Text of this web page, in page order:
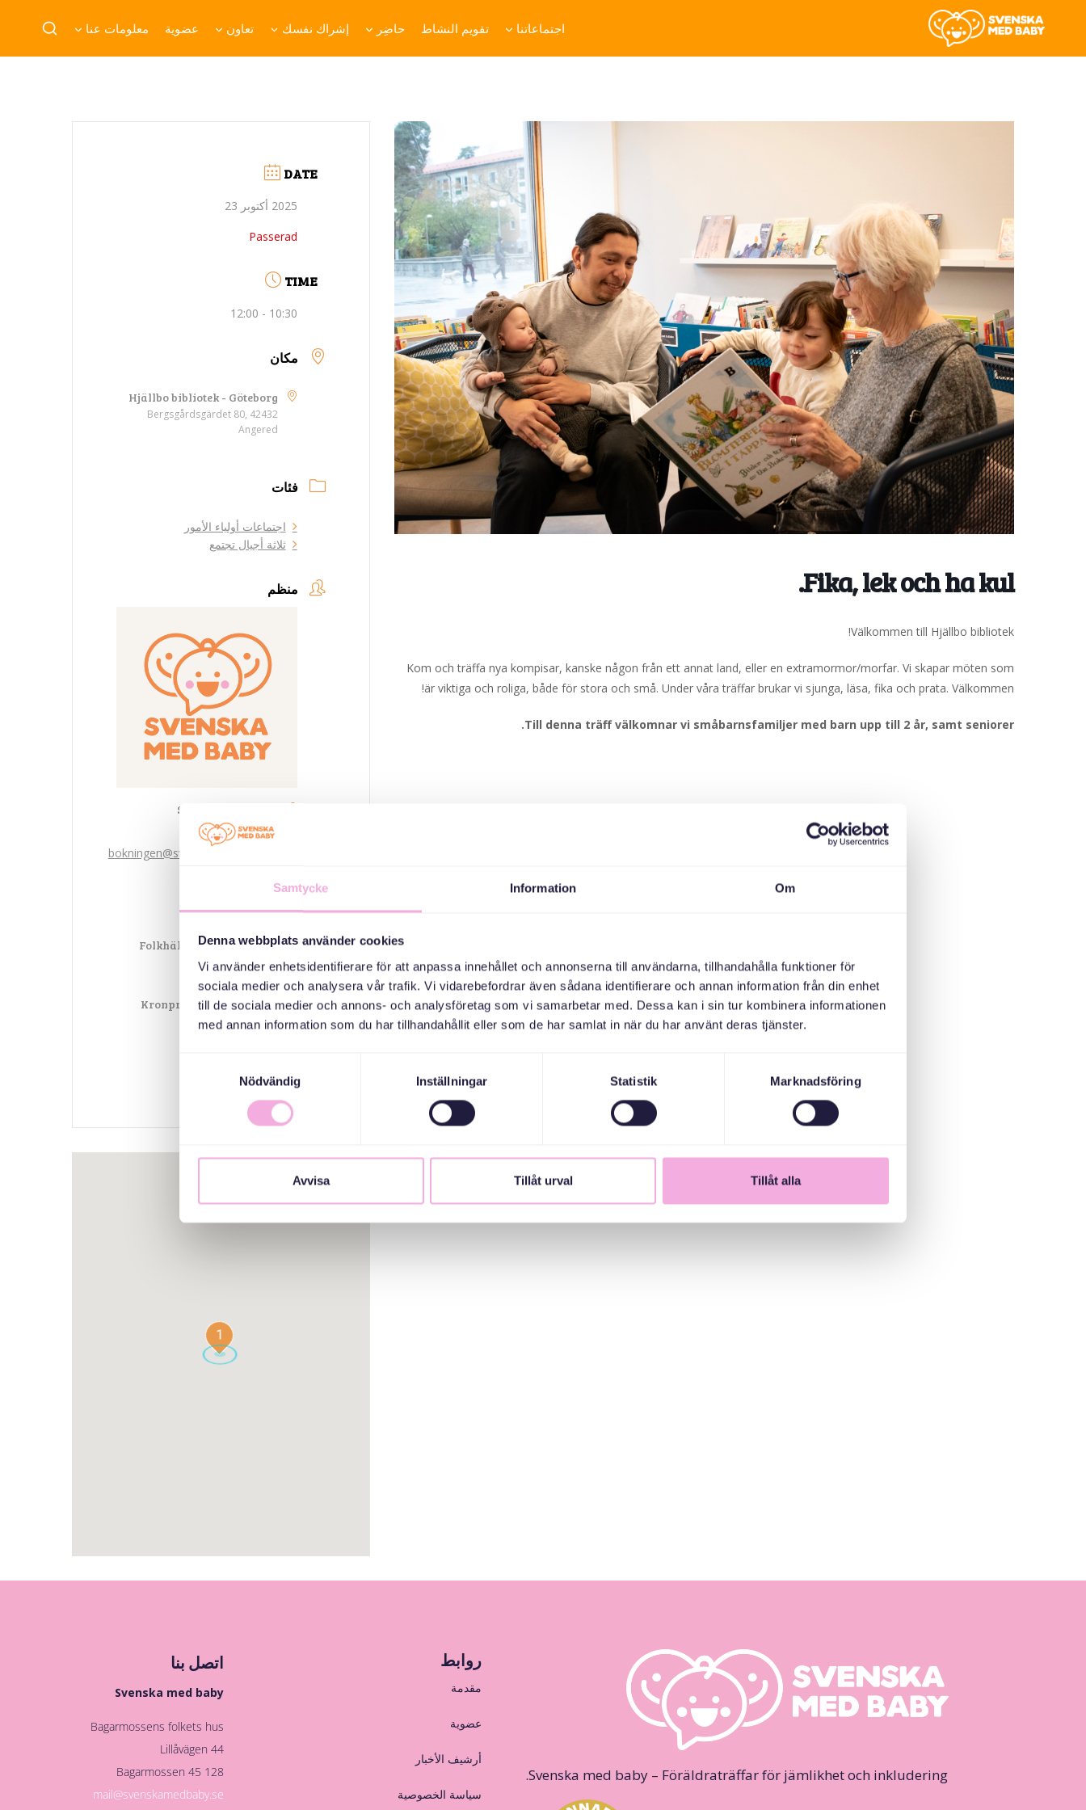
Samtycke Information Om
Denna webbplats använder cookies
Vi använder enhetsidentifierare för att anpassa innehållet och annonserna till användarna, tillhandahålla funktioner för
sociala medier och analysera vår trafik. Vi vidarebefordrar även sådana identifierare och annan information från din enhet
till de sociala medier och annons- och analysföretag som vi samarbetar med. Dessa kan i sin tur kombinera informationen
med annan information som du har tillhandahållit eller som de har samlat in när du har använt deras tjänster.
Nödvändig
Inställningar Statistik Marknadsföring
Avvisa Tillåt urval Tillåt alla
اجتماعاتنا تقويم النشاط حاضِر إشراك نفسك تعاون عضوية معلومات عنا
Fika, lek och ha kul.
Välkommen till Hjällbo bibliotek!
Kom och träffa nya kompisar, kanske någon från ett annat land, eller en extramormor/morfar. Vi skapar möten som
är viktiga och roliga, både för stora och små. Under våra träffar brukar vi sjunga, läsa, fika och prata. Välkommen!
Till denna träff välkomnar vi småbarnsfamiljer med barn upp till 2 år, samt seniorer.
DATE
2025 أكتوبر 23
Passerad
TIME
10:30 - 12:00
مكان
Hjällbo bibliotek - Göteborg
Bergsgårdsgärdet 80, 42432
Angered
فئات
اجتماعات أولياء الأمور
ثلاثة أجيال تجتمع
منظم
Svenska med baby
Email
bokningen@svenskamedbaby.se
Folkhälsomyndigheterna
Kronprinsessan Margaretas
Minnesfond
1
Svenska med baby – Föräldraträffar för jämlikhet och inkludering.
روابط
مقدمة
عضوية
أرشيف الأخبار
سياسة الخصوصية
اتصل بنا
Svenska med baby
Bagarmossens folkets hus
Lillåvägen 44
128 45 Bagarmossen
mail@svenskamedbaby.se